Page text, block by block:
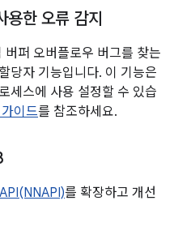
용한 오류 감지
퍼 오버플로우 버그를 찾는
당자 기능입니다. 이 기능은
세스에 사용 설정할 수 있습
이드를 참조하세요.
를 확장하고 개선